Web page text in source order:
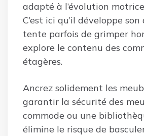
adapté à l’évolution
C’est ici qu’il développe
tente parfois de grimper
explore le contenu des
étagères.
Ancrez solidement les
garantir la sécurité des
commode ou une
élimine le risque de